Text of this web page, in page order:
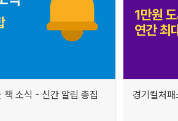
책 소식 - 신간 알림 총집
경기컬처